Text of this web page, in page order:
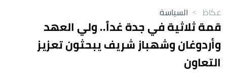
عكاظ > السياسة
قمة ثلاثية في جدة غداً.. ولي العهد
وأردوغان وشهباز شريف يبحثون تعزيز
التعاون